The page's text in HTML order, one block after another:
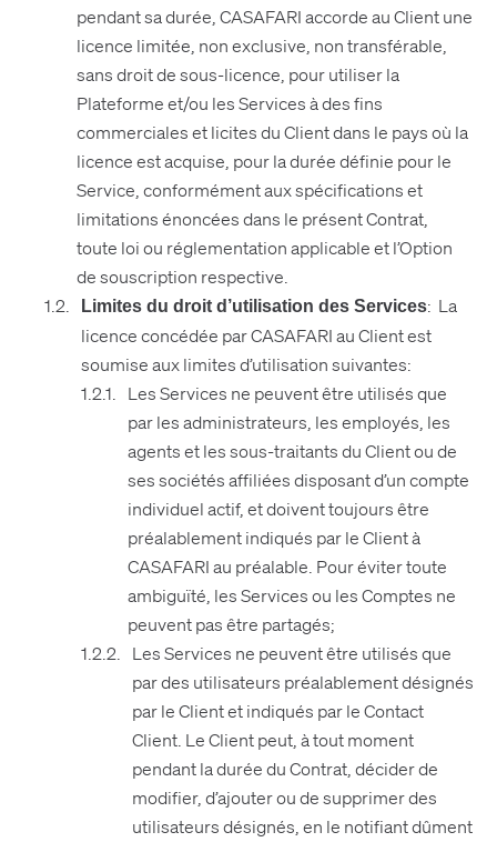
pendant sa durée, CASAFARI accorde au Client une
licence limitée, non exclusive, non transférable,
sans droit de sous-licence, pour utiliser la
Plateforme et/ou les Services à des fins
commerciales et licites du Client dans le pays où la
licence est acquise, pour la durée définie pour le
Service, conformément aux spécifications et
limitations énoncées dans le présent Contrat,
toute loi ou réglementation applicable et l’Option
de souscription respective.
Limites du droit d’utilisation des Services: La
licence concédée par CASAFARI au Client est
soumise aux limites d’utilisation suivantes:
Les Services ne peuvent être utilisés que
par les administrateurs, les employés, les
agents et les sous-traitants du Client ou de
ses sociétés affiliées disposant d’un compte
individuel actif, et doivent toujours être
préalablement indiqués par le Client à
CASAFARI au préalable. Pour éviter toute
ambiguïté, les Services ou les Comptes ne
peuvent pas être partagés;
Les Services ne peuvent être utilisés que
par des utilisateurs préalablement désignés
par le Client et indiqués par le Contact
Client. Le Client peut, à tout moment
pendant la durée du Contrat, décider de
modifier, d’ajouter ou de supprimer des
utilisateurs désignés, en le notifiant dûment